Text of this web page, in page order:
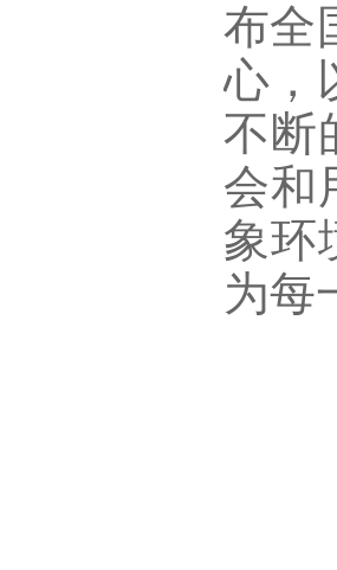
布全
心，
不断
会和
象环
为每